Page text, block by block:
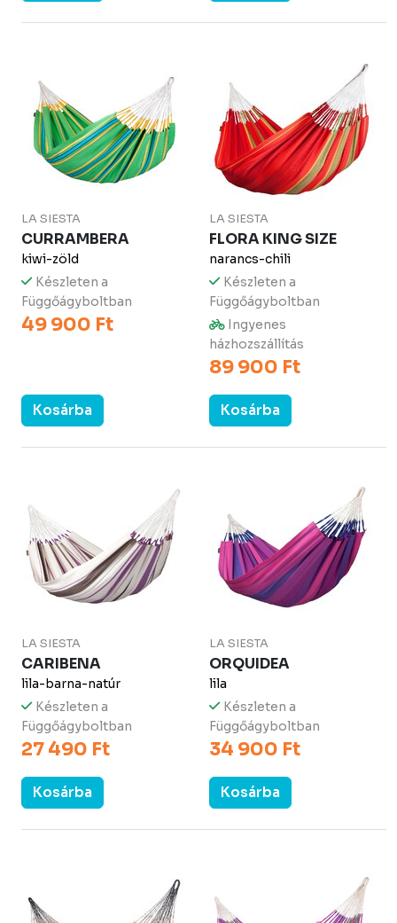
LA SIESTA
CURRAMBERA
kiwi-zöld
Készleten a
Függőágyboltban
49 900 Ft
Kosárba
LA SIESTA
FLORA KING SIZE
narancs-chili
Készleten a
Függőágyboltban
Ingyenes
házhozszállítás
89 900 Ft
Kosárba
LA SIESTA
CARIBENA
lila-barna-natúr
Készleten a
Függőágyboltban
27 490 Ft
Kosárba
LA SIESTA
ORQUIDEA
lila
Készleten a
Függőágyboltban
34 900 Ft
Kosárba